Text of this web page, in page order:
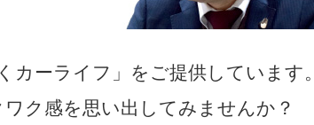
ーライフ」をご提供しています。
ク感を思い出してみませんか？